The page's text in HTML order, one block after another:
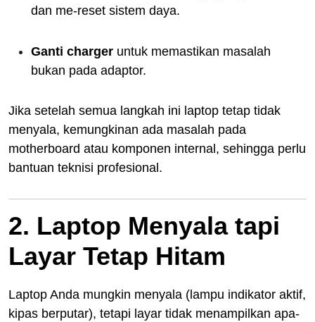
dan me-reset sistem daya.
Ganti charger untuk memastikan masalah
bukan pada adaptor.
Jika setelah semua langkah ini laptop tetap tidak
menyala, kemungkinan ada masalah pada
motherboard atau komponen internal, sehingga perlu
bantuan teknisi profesional.
2. Laptop Menyala tapi
Layar Tetap Hitam
Laptop Anda mungkin menyala (lampu indikator aktif,
kipas berputar), tetapi layar tidak menampilkan apa-